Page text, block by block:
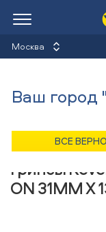
Москва
Грипсы
ON 31MM X
Ваш город
ВСЕ ВЕРНО